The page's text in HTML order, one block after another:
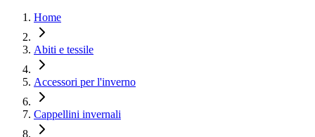
Home
Abiti e tessile
Accessori per l'inverno
Cappellini invernali